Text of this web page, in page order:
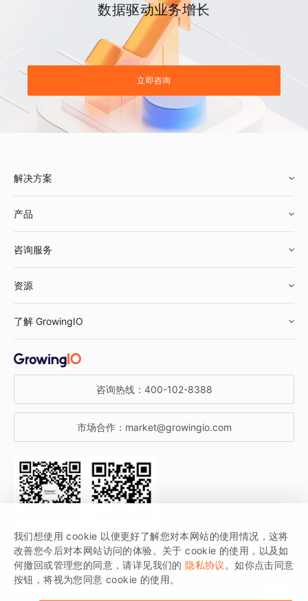
数据驱动业务增长
立即咨询
解决方案
鞋服行业
汽车行业
金融行业
产品
智能运营
获客分析
咨询服务
资源
增长公开课
增长博客
开发者文档
SDK 文档
场景指南
了解 GrowingIO
关于 GrowingIO
增长大会
行业活动
咨询热线： 400-102-8388
市场合作： market@growingio.com
关注公众号 获取更多干货
GrowingIO 是专注于数据智能分析与增长的品牌，核心平台为 GrowingIO
分析云。
我们想使用 cookie 以便更好了解您对本网站的使用情况，这将
改善您今后对本网站访问的体验。关于 cookie 的使用，以及如
何撤回或管理您的同意，请详见我们的 隐私协议 。如你点击同意
按钮，将视为您同意 cookie 的使用。